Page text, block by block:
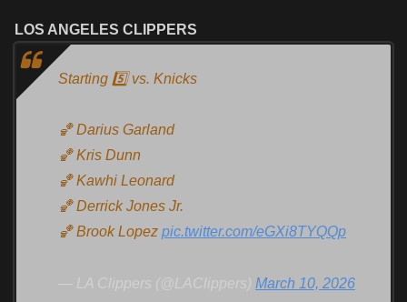
LOS ANGELES CLIPPERS
Starting 5️⃣ vs. Knicks
🏀 Darius Garland
🏀 Kris Dunn
🏀 Kawhi Leonard
🏀 Derrick Jones Jr.
🏀 Brook Lopez pic.twitter.com/eGXi8TYQQp
— LA Clippers (@LAClippers) March 10, 2026